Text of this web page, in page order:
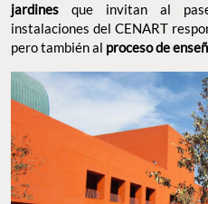
jardines que invitan al
instalaciones del CENART
pero también al proceso de